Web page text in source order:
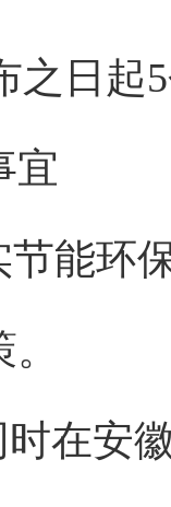
之日起
宜
节能环
在安